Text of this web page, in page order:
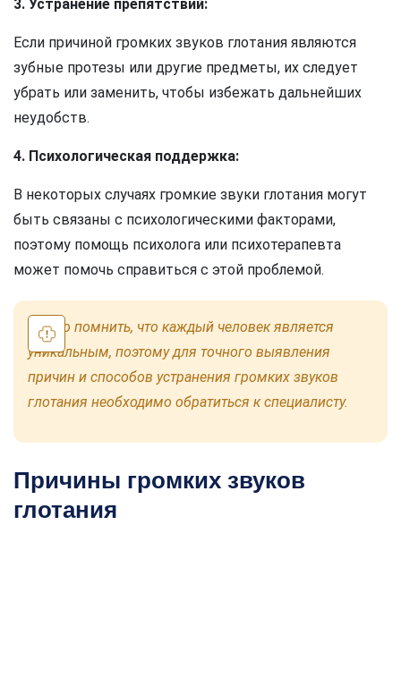
3. Устранение препятствий:
Если причиной громких звуков глотания являются
зубные протезы или другие предметы, их следует
убрать или заменить, чтобы избежать дальнейших
неудобств.
4. Психологическая поддержка:
В некоторых случаях громкие звуки глотания могут
быть связаны с психологическими факторами,
поэтому помощь психолога или психотерапевта
может помочь справиться с этой проблемой.
Важно помнить, что каждый человек является
уникальным, поэтому для точного выявления
причин и способов устранения громких звуков
глотания необходимо обратиться к специалисту.
Причины громких звуков
глотания